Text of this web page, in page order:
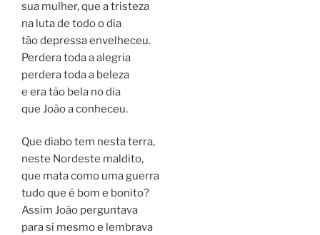
sua mulher, que a tristeza
na luta de todo o dia
tão depressa envelheceu.
Perdera toda a alegria
perdera toda a beleza
e era tão bela no dia
que João a conheceu.
Que diabo tem nesta terra,
neste Nordeste maldito,
que mata como uma guerra
tudo que é bom e bonito?
Assim João perguntava
para si mesmo e lembrava